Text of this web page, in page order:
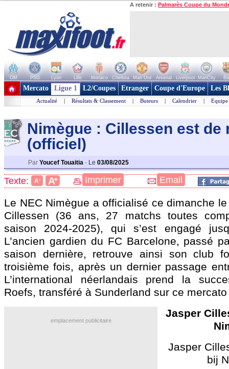
A retenir : Palmarès Coupe du
OM PSG Lyon Lille Monaco Chelsea Man Utd Arsenal Liverpool ManCity
+ de clubs
Mercato Ligue 1 L2/Coupes Etranger Coupe d'Europe Les
Actualité | Résultats & Classement | Buteurs | Calendrier | Equipe
Nimègue : Cillessen est de
(officiel)
Par Youcef Touaitia - Le 03/08/2025
Texte: A- A+ Imprimer Email
Le NEC Nimègue a officialisé ce dimanche
Cillessen (36 ans, 27 matchs toutes
saison 2024-2025), qui s’est engagé
L’ancien gardien du FC Barcelone, passé
saison dernière, retrouve ainsi son club
troisième fois, après un dernier passage
L’international néerlandais prend la
Roefs, transféré à Sunderland sur ce
emplacement publicitaire
Jasper
Jasper
bij